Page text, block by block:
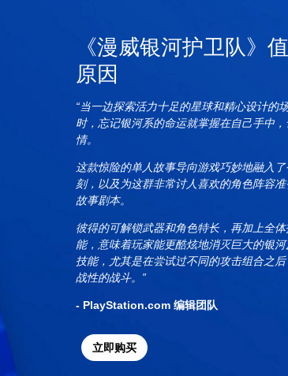
《漫威银河护卫队》
原因
“当一边探索活力十足的星球和精心设计的
时，忘记银河系的命运就掌握在自己手中
情。
这款惊险的单人故事导向游戏巧妙地融入
刻，以及为这群非常讨人喜欢的角色阵容
故事剧本。
彼得的可解锁武器和角色特长，再加上全
能，意味着玩家能更酷炫地消灭巨大的银
技能，尤其是在尝试过不同的攻击组合之
战性的战斗。”
- PlayStation.com 编辑团队
立即购买